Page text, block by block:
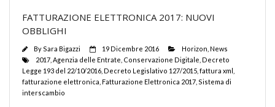
FATTURAZIONE ELETTRONICA 2017: NUOVI
OBBLIGHI
By Sara Bigazzi 19 Dicembre 2016 Horizon News
2017 Agenzia delle Entrate Conservazione Digitale Decreto
Legge 193 del 22/10/2016 Decreto Legislativo 127/2015 fattura xml
fatturazione elettronica Fatturazione Elettronica 2017 Sistema di
interscambio